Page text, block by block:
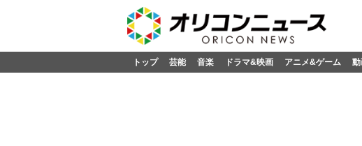
トップ 芸能 音楽 ドラマ&映画 アニメ&ゲーム 動